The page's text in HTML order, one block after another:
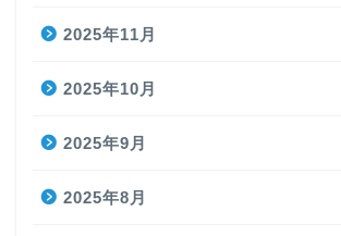
2025年11月
2025年10月
2025年9月
2025年8月